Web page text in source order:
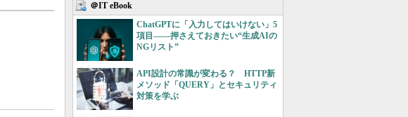
＠IT eBook
ChatGPTに「入力してはいけない」5
項目――押さえておきたい“生成AIの
NGリスト”
API設計の常識が変わる？ HTTP新
メソッド「QUERY」とセキュリティ
対策を学ぶ